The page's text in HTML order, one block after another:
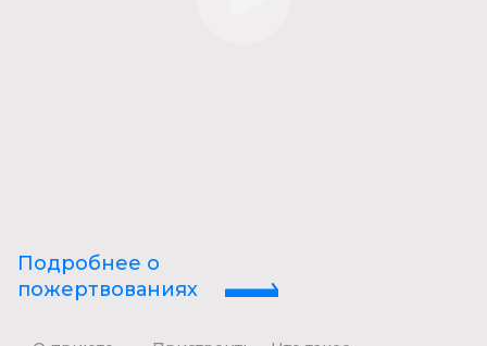
Подробнее о
пожертвованиях